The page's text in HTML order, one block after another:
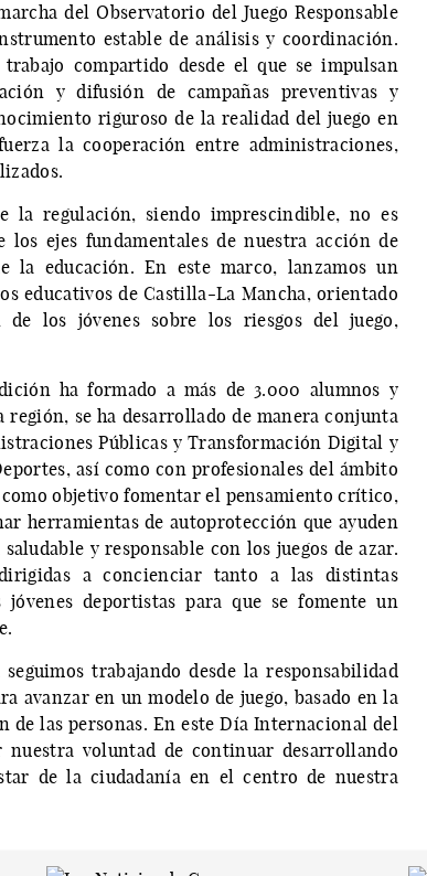
del Observatorio del Juego Responsable
estable de análisis y coordinación.
compartido desde el que se impulsan
y difusión de campañas preventivas y
riguroso de la realidad del juego en
la cooperación entre administraciones,
la regulación, siendo imprescindible, no es
ejes fundamentales de nuestra acción de
la educación. En este marco, lanzamos un
educativos de Castilla-La Mancha, orientado
los jóvenes sobre los riesgos del juego,
ha formado a más de 3.000 alumnos y
región, se ha desarrollado de manera conjunta
Públicas y Transformación Digital y
así como con profesionales del ámbito
objetivo fomentar el pensamiento crítico,
herramientas de autoprotección que ayuden
y responsable con los juegos de azar.
a concienciar tanto a las distintas
deportistas para que se fomente un
trabajando desde la responsabilidad
avanzar en un modelo de juego, basado en la
de las personas. En este Día Internacional del
nuestra voluntad de continuar desarrollando
de la ciudadanía en el centro de nuestra